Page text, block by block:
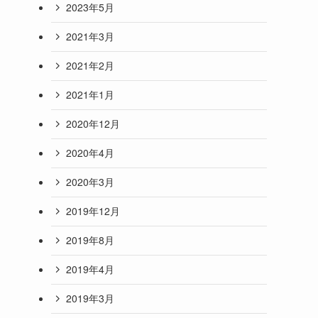
2023年5月
2021年3月
2021年2月
2021年1月
2020年12月
2020年4月
2020年3月
2019年12月
2019年8月
2019年4月
2019年3月